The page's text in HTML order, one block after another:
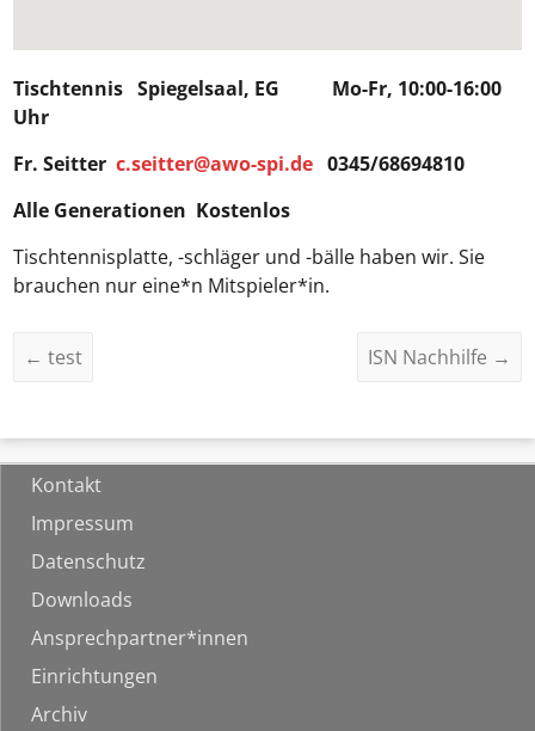
Tischtennis Spiegelsaal, EG Mo-Fr, 10:00-16:00
Uhr
Fr. Seitterc.seitter@awo-spi.de 0345/68694810
Alle Generationen Kostenlos
Tischtennisplatte, -schläger und -bälle haben wir. Sie
brauchen nur eine*n Mitspieler*in.
← test ISN Nachhilfe →
Kontakt
Impressum
Datenschutz
Downloads
Ansprechpartner*innen
Einrichtungen
Archiv